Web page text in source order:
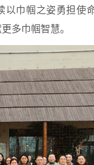
以巾帼之姿勇担使
多巾帼智慧。